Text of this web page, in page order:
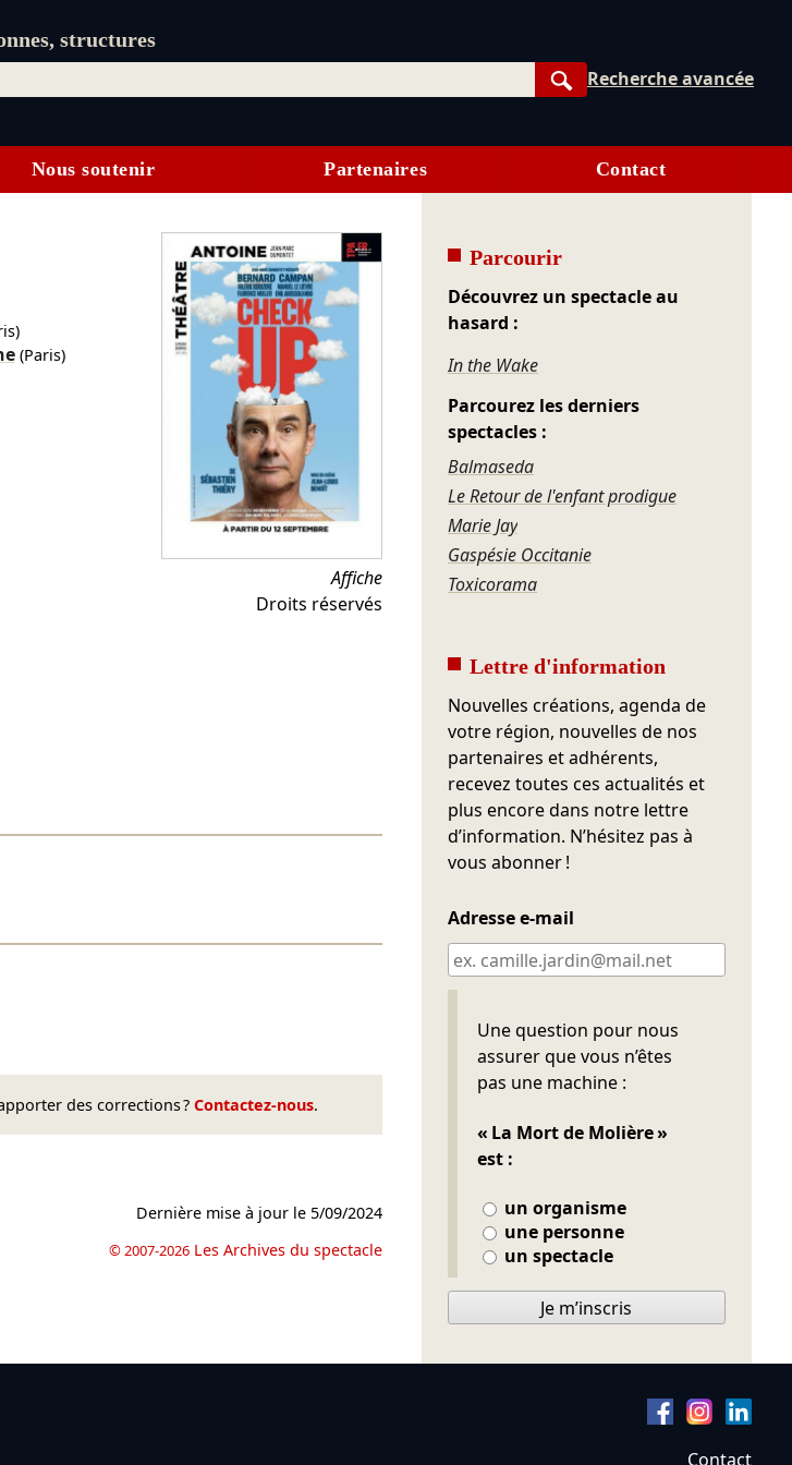
structures
Rechercher
Recherche avancée
Nous soutenir Partenaires Contact
Affiche
Droits réservés
(Paris)
des corrections ? Contactez-nous.
Dernière mise à jour le 5/09/2024
© 2007-2026 Les Archives du spectacle
Parcourir
Découvrez un spectacle au
hasard :
In the Wake
Parcourez les derniers
spectacles :
Balmaseda
Le Retour de l'enfant prodigue
Marie Jay
Gaspésie Occitanie
Toxicorama
Lettre d'information
Nouvelles créations, agenda de
votre région, nouvelles de nos
partenaires et adhérents,
recevez toutes ces actualités et
plus encore dans notre lettre
d’information. N’hésitez pas à
vous abonner !
Adresse e-mail
Une question pour nous
assurer que vous n’êtes
pas une machine :
« La Mort de Molière »
est :
un organisme
une personne
un spectacle
Ne pas remplir
Je m’inscris
Contact